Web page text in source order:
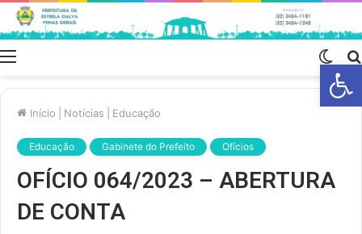
Barra de
Menu
skin
Início Notícias Educação
Educação Gabinete do Prefeito Ofícios
OFÍCIO 064/2023 – ABERTURA
DE CONTA